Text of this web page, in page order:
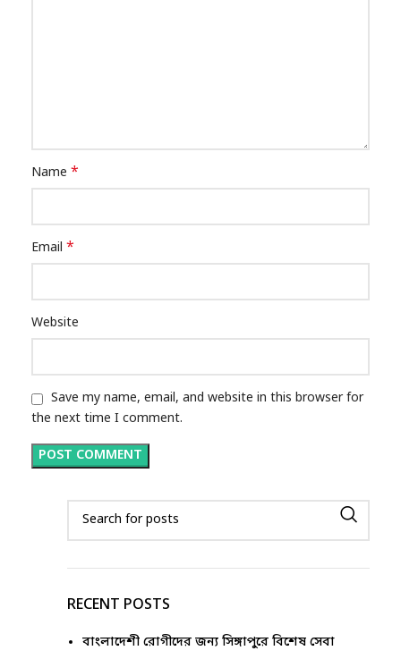
Name *
Email *
Website
Save my name, email, and website in this browser for
the next time I comment.
RECENT POSTS
বাংলাদেশী রোগীদের জন্য সিঙ্গাপুরে বিশেষ সেবা